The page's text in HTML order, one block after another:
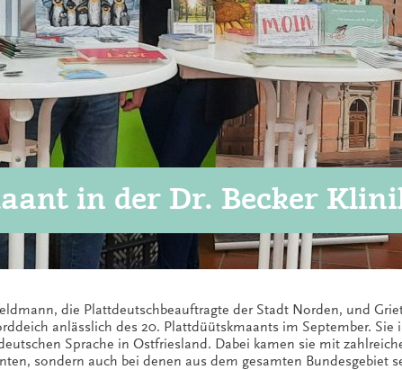
in der Dr. Becker
die Plattdeutschbeauftragte der Stadt Norden, und
anlässlich des 20. Plattdüütskmaants im September.
Sprache in Ostfriesland. Dabei kamen sie mit
sondern auch bei denen aus dem gesamten Bundesgebiet